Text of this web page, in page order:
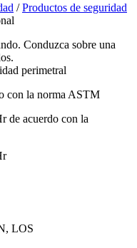
/Productos de seguridad
Conduzca sobre una
perimetral
con la norma ASTM
de acuerdo con la
LOS